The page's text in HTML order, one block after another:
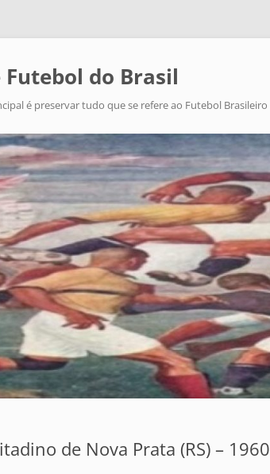
do Brasil
é preservar tudo que se refere ao Futebol Brasileiro
de Nova Prata (RS) – 1960